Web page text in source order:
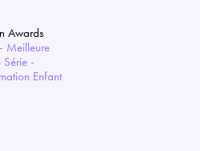
Awards
Meilleure
-
Enfant